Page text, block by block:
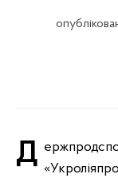
Держпродспоживслужба спільно із Асоціацією